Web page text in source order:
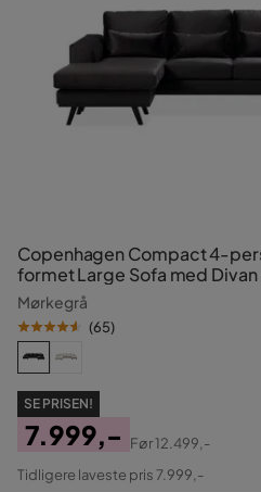
Copenhagen Compact 4-
formet Large Sofa med
Mørkegrå
(65)
SE PRISEN!
Pris
7.999,-
Original
Før12.499,-
Tidligere laveste pris 7.999,-